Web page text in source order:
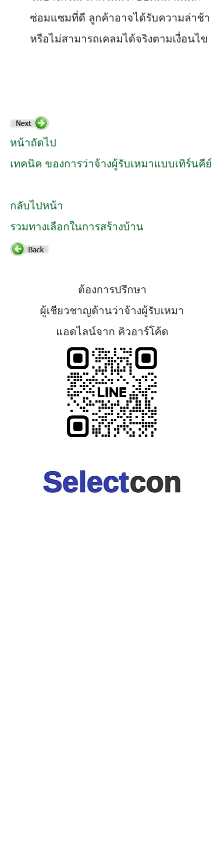
ซ่อมแซมที่ดี ลูกค้าอาจได้รับความล่าช้า
หรือไม่สามารถเคลมได้จริงตามเงื่อนไข
หน้าถัดไป
เทคนิค ของการว่าจ้างผู้รับเหมาแบบเทิร์นคีย์
กลับไปหน้า
รวมทางเลือกในการสร้างบ้าน
ต้องการปรึกษา
ผู้เชียวชาญด้านว่าจ้างผู้รับเหมา
แอดไลน์จาก คิวอาร์โค้ด